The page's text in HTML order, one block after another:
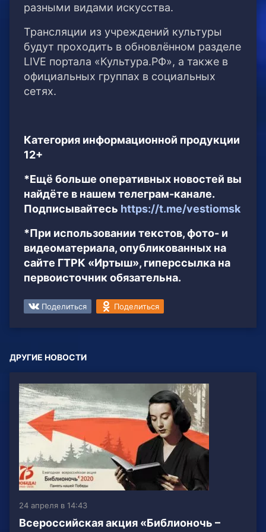
разными видами искусства.
Трансляции из учреждений культуры
будут проходить в обновлённом разделе
LIVE портала «Культура.РФ», а также в
официальных группах в социальных
сетях.
Категория информационной продукции
12+
*Ещё больше оперативных новостей вы
найдёте в нашем телеграм-канале.
Подписывайтесь https://t.me/vestiomsk
*При использовании текстов, фото- и
видеоматериала, опубликованных на
сайте ГТРК «Иртыш», гиперссылка на
первоисточник обязательна.
Поделиться Поделиться
ДРУГИЕ НОВОСТИ
24 апреля в 14:43
Всероссийская акция «Библионочь –